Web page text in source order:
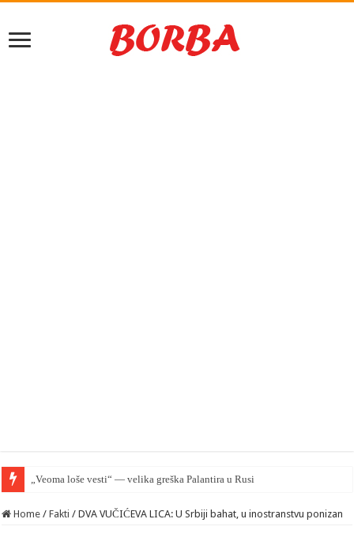
„Veoma loše vesti“ — velika greška Palantira u Rusiji
Home / Fakti / DVA VUČIĆEVA LICA: U Srbiji bahat, u inostranstvu ponizan